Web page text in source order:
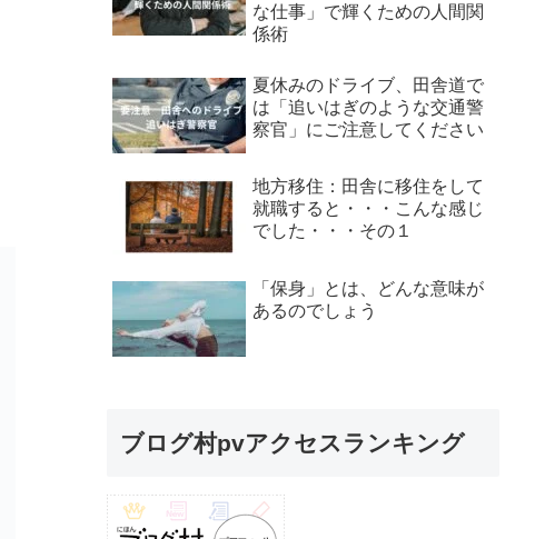
な仕事」で輝くための人間関
係術
夏休みのドライブ、田舎道で
は「追いはぎのような交通警
察官」にご注意してください
地方移住：田舎に移住をして
就職すると・・・こんな感じ
でした・・・その１
「保身」とは、どんな意味が
あるのでしょう
ブログ村pvアクセスランキング